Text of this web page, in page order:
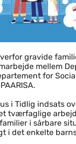
gravide
mellem
for
i Tidlig indsats
tværfaglige
i sårbare
i det enkelte